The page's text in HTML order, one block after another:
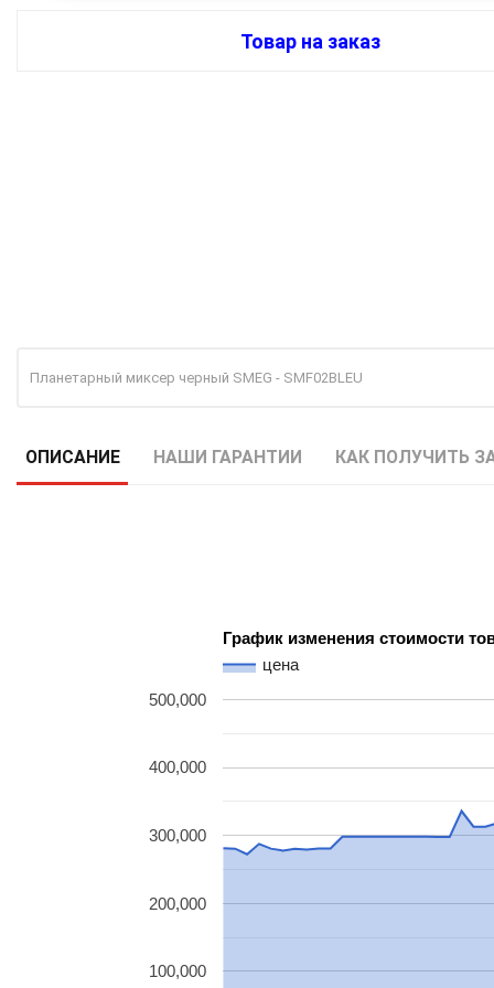
Товар на заказ
Планетарный миксер черный SMEG - SMF02BLEU
ОПИСАНИЕ НАШИ ГАРАНТИИ КАК ПОЛУЧИТЬ
График изменения стоимости
цена
100,000
200,000
300,000
400,000
500,000